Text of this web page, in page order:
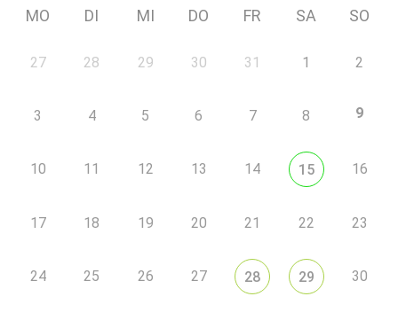
MO DI MI DO FR SA SO
27 28 29 30 31 1 2
3 4 5 6 7 8 9
10 11 12 13 14 15 16
17 18 19 20 21 22 23
24 25 26 27 28 29 30